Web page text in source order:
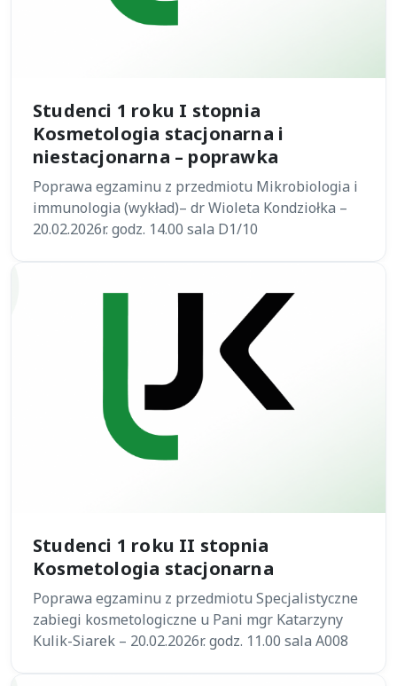
Studenci 1 roku I stopnia
Kosmetologia stacjonarna i
niestacjonarna – poprawka
Poprawa egzaminu z przedmiotu Mikrobiologia i
immunologia (wykład)– dr Wioleta Kondziołka –
20.02.2026r. godz. 14.00 sala D1/10
Studenci 1 roku II stopnia
Kosmetologia stacjonarna
Poprawa egzaminu z przedmiotu Specjalistyczne
zabiegi kosmetologiczne u Pani mgr Katarzyny
Kulik-Siarek – 20.02.2026r. godz. 11.00 sala A008